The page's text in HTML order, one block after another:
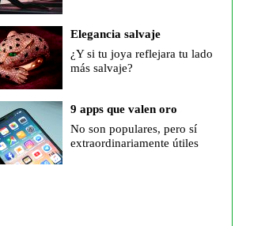
Elegancia salvaje
¿Y si tu joya reflejara tu lado
más salvaje?
9 apps que valen oro
No son populares, pero sí
extraordinariamente útiles